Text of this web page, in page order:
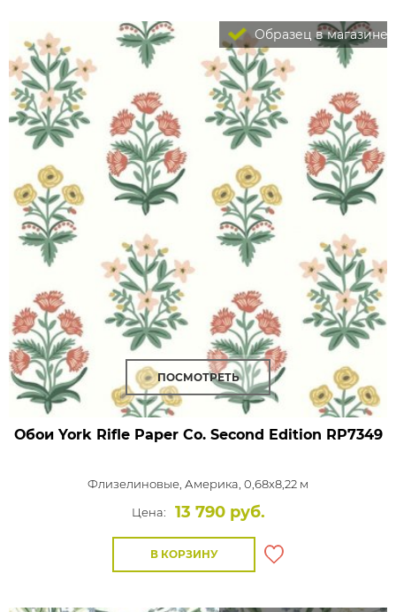
Образец в магазине
ПОСМОТРЕТЬ
Обои York Rifle Paper Co. Second Edition RP7349
Флизелиновые, Америка, 0,68x8,22 м
Цена:
13 790 руб.
В КОРЗИНУ